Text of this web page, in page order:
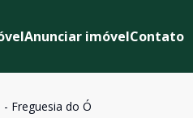
Anunciar imóvelContato
Freguesia do Ó